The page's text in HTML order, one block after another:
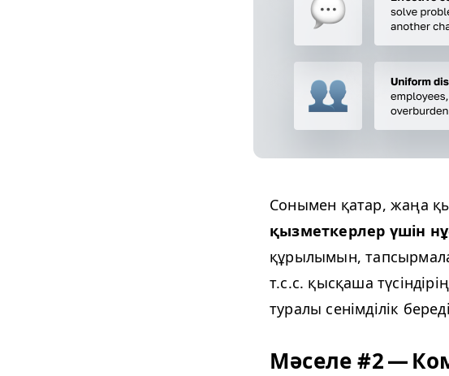
Сонымен қатар, жаңа
қызметкерлер үшін
құрылымын,
т.с.с. қысқаша
туралы сенімділік
Мәселе #2 —